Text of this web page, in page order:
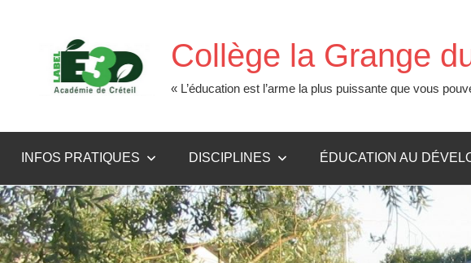
Collège la Grange
« L’éducation est l’arme la plus puissante que vous
INFOS PRATIQUES DISCIPLINES ÉDUCATION AU